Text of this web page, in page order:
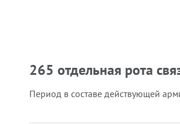
265 отдельная рота
Период в составе действующей